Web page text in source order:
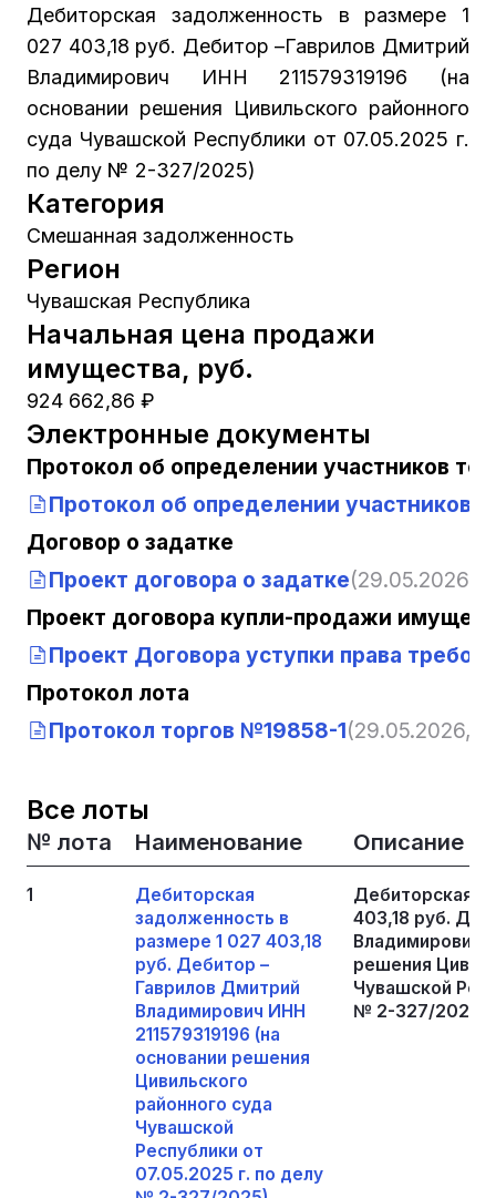
Дебиторская задолженность в размере 1
027 403,18 руб. Дебитор –Гаврилов Дмитрий
Владимирович ИНН 211579319196 (на
основании решения Цивильского районного
суда Чувашской Республики от 07.05.2025 г.
по делу № 2-327/2025)
Категория
Смешанная задолженность
Регион
Чувашская Республика
Начальная цена продажи
имущества, руб.
924 662,86 ₽
Электронные документы
Протокол об определении участников
Протокол об определении участников
Договор о задатке
Проект договора о задатке(29.05.2026,
Проект договора купли-продажи
Проект Договора уступки права
Протокол лота
Протокол торгов №19858-1(29.05.2026,
Все лоты
№ лота Наименование Описание
1
Дебиторская
задолженность в
размере 1 027 403,18
руб. Дебитор –
Гаврилов Дмитрий
Владимирович ИНН
211579319196 (на
основании решения
Цивильского
районного суда
Чувашской
Республики от
07.05.2025 г. по делу
Дебиторская
403,18 руб.
Владимирович
решения
Чувашской
№ 2-327/2025)